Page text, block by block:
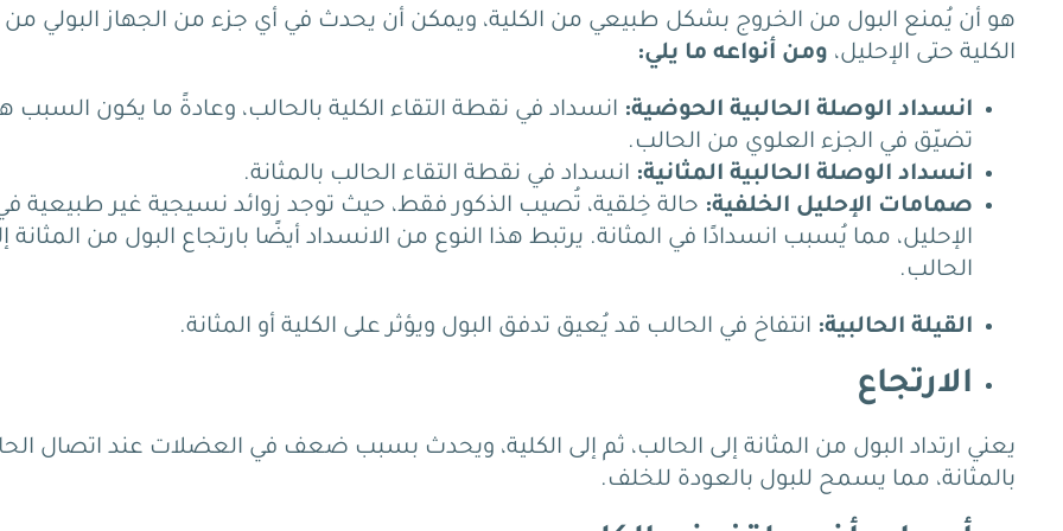
هو أن يُمنع البول من الخروج بشكل طبيعي من الكلية، ويمكن أن يحدث في أي جزء من الجهاز البولي من
الكلية حتى الإحليل، ومن أنواعه ما يلي:
انسداد الوصلة الحالبية الحوضية: انسداد في نقطة التقاء الكلية بالحالب، وعادةً ما يكون السبب
تضيّق في الجزء العلوي من الحالب.
انسداد الوصلة الحالبية المثانية: انسداد في نقطة التقاء الحالب بالمثانة.
صمامات الإحليل الخلفية: حالة خِلقية، تُصيب الذكور فقط، حيث توجد زوائد نسيجية غير طبيعية
الإحليل، مما يُسبب انسدادًا في المثانة. يرتبط هذا النوع من الانسداد أيضًا بارتجاع البول من المثانة
الحالب.
القيلة الحالبية: انتفاخ في الحالب قد يُعيق تدفق البول ويؤثر على الكلية أو المثانة.
الارتجاع
يعني ارتداد البول من المثانة إلى الحالب، ثم إلى الكلية، ويحدث بسبب ضعف في العضلات عند اتصال
بالمثانة، مما يسمح للبول بالعودة للخلف.